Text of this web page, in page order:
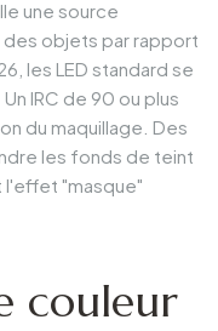
une source
des objets par rapport
les LED standard se
IRC de 90 ou plus
du maquillage. Des
les fonds de teint
l'effet "masque"
couleur